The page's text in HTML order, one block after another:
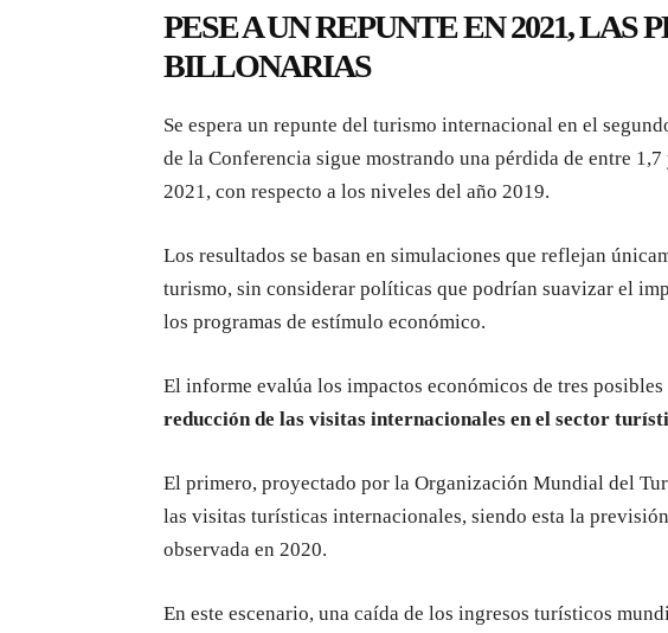
PESE A UN REPUNTE EN 2021,LAS
BILLONARIAS
Se espera un repunte del turismo internacional en el
de la Conferencia sigue mostrando una pérdida de entre
2021, con respecto a los niveles del año 2019.
Los resultados se basan en simulaciones que reflejan
turismo, sin considerar políticas que podrían suavizar el
los programas de estímulo económico.
El informe evalúa los impactos económicos de tres posibles
reducción de las visitas internacionales en el sector
El primero, proyectado por la Organización Mundial del
las visitas turísticas internacionales, siendo esta la
observada en 2020.
En este escenario, una caída de los ingresos turísticos